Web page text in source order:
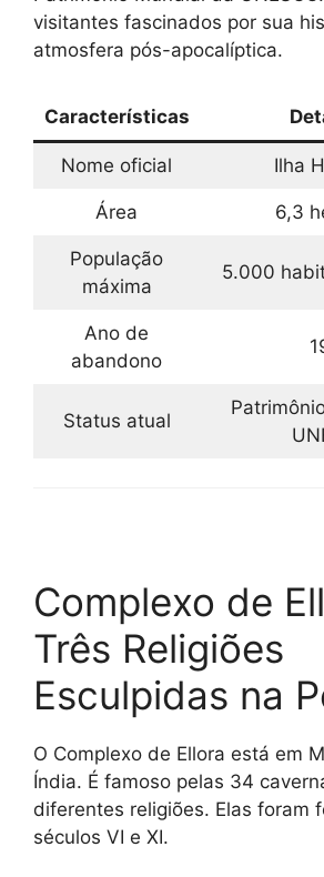
visitantes fascinados por sua
atmosfera pós-apocalíptica.
Características
Nome oficial Ilha
Área 6,3
População
máxima
5.000
Ano de
abandono
Status atual
Complexo de
Três Religiões
Esculpidas na
O Complexo de Ellora está em
Índia. É famoso pelas 34
diferentes religiões. Elas foram
séculos VI e XI.